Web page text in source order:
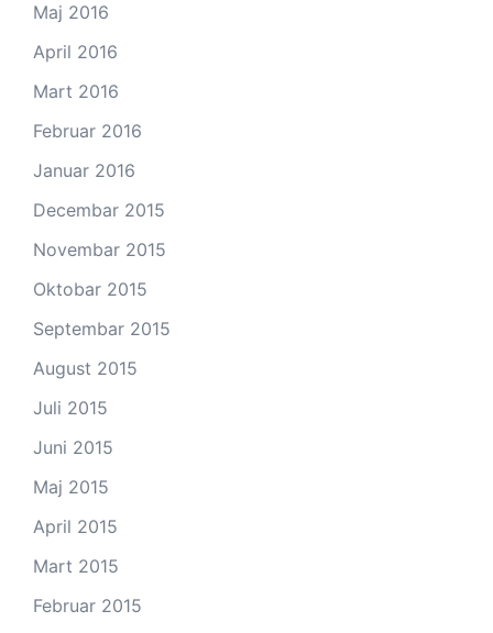
Maj 2016
April 2016
Mart 2016
Februar 2016
Januar 2016
Decembar 2015
Novembar 2015
Oktobar 2015
Septembar 2015
August 2015
Juli 2015
Juni 2015
Maj 2015
April 2015
Mart 2015
Februar 2015